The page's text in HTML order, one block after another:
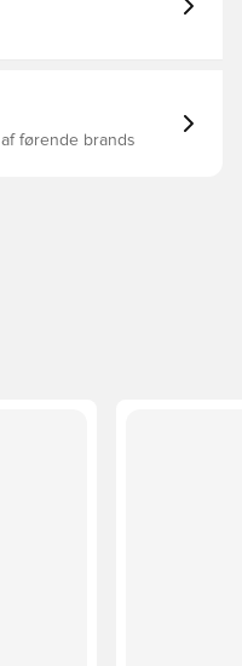
førende brands